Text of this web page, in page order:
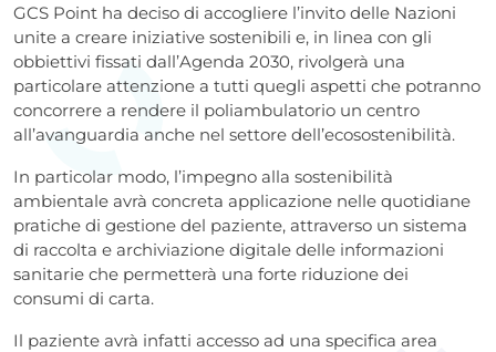
GCS Point ha deciso di accogliere l’invito delle Nazioni
unite a creare iniziative sostenibili e, in linea con gli
obbiettivi fissati dall’Agenda 2030, rivolgerà una
particolare attenzione a tutti quegli aspetti che potranno
concorrere a rendere il poliambulatorio un centro
all’avanguardia anche nel settore dell’ecosostenibilità.
In particolar modo, l’impegno alla sostenibilità
ambientale avrà concreta applicazione nelle quotidiane
pratiche di gestione del paziente, attraverso un sistema
di raccolta e archiviazione digitale delle informazioni
sanitarie che permetterà una forte riduzione dei
consumi di carta.
Il paziente avrà infatti accesso ad una specifica area